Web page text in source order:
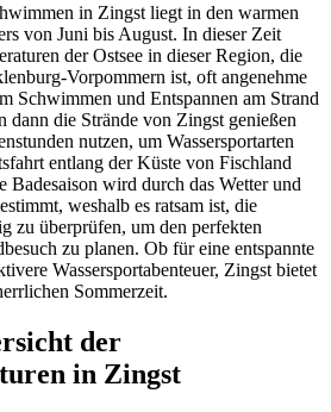
in Zingst liegt in den warmen
von Juni bis August. In dieser Zeit
der Ostsee in dieser Region, die
Vorpommern ist, oft angenehme
Schwimmen und Entspannen am Strand
dann die Strände von Zingst genießen
nutzen, um Wassersportarten
entlang der Küste von Fischland
Badesaison wird durch das Wetter und
weshalb es ratsam ist, die
zu überprüfen, um den perfekten
zu planen. Ob für eine entspannte
Wassersportabenteuer, Zingst bietet
Sommerzeit.
der
in Zingst